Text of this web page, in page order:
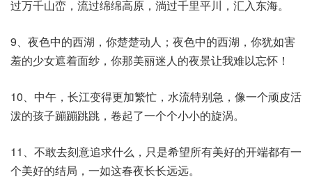
过万千山峦，流过绵绵高原，淌过千里平川，汇入东海。
9、夜色中的西湖，你楚楚动人；夜色中的西湖，你犹如害
羞的少女遮着面纱，你那美丽迷人的夜景让我难以忘怀！
10、中午，长江变得更加繁忙，水流特别急，像一个顽皮活
泼的孩子蹦蹦跳跳，卷起了一个个小小的旋涡。
11、不敢去刻意追求什么，只是希望所有美好的开端都有一
个美好的结局，一如这春夜长长远远。